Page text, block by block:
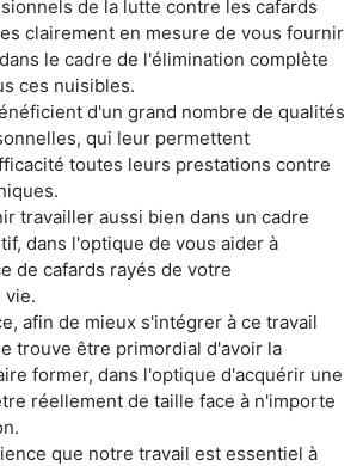
de la lutte contre les cafards
clairement en mesure de vous fournir
le cadre de l'élimination complète
ces nuisibles.
d'un grand nombre de qualités
qui leur permettent
toutes leurs prestations contre
travailler aussi bien dans un cadre
dans l'optique de vous aider à
de cafards rayés de votre
vie.
afin de mieux s'intégrer à ce travail
trouve être primordial d'avoir la
former, dans l'optique d'acquérir une
réellement de taille face à n'importe
que notre travail est essentiel à